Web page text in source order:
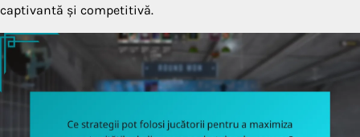
captivantă și competitivă.